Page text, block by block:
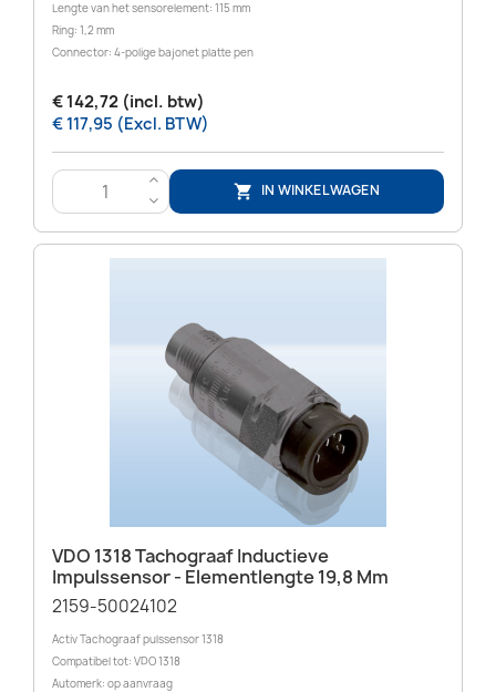
Lengte van het sensorelement: 115 mm
Ring: 1,2 mm
Connector: 4-polige bajonet platte pen
€ 142,72 (incl. btw)
€ 117,95 (Excl. BTW)
>
<
 IN WINKELWAGEN
VDO 1318 Tachograaf Inductieve
Impulssensor - Elementlengte 19,8 Mm
2159-50024102
Activ Tachograaf pulssensor 1318
Compatibel tot: VDO 1318
Automerk: op aanvraag